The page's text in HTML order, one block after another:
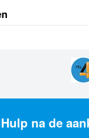
Hulp na de